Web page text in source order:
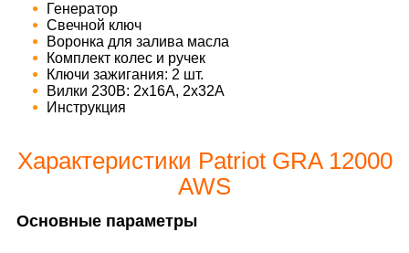
Генератор
Свечной ключ
Воронка для залива масла
Комплект колес и ручек
Ключи зажигания: 2 шт.
Вилки 230В: 2х16А, 2х32А
Инструкция
Характеристики Patriot GRA 12000
AWS
Основные параметры